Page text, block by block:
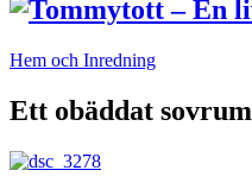
Hem och Inredning
Ett obäddat sovrum